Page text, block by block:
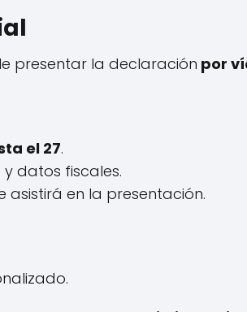
presentar la declaración por
el 27.
y datos fiscales.
asistirá en la presentación.